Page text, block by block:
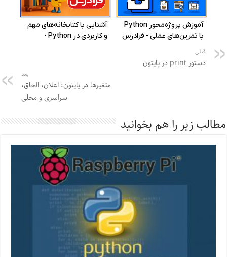
قبلی
دستور print در پایتون
بعد
متغیرها در پایتون: اعلان، الحاق،
سراسری و محلی
مطالب زیر را هم بخوانید